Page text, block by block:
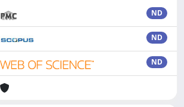
ND
ND
ND